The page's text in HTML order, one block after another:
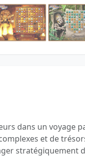
dans un voyage
et de
stratégiquement